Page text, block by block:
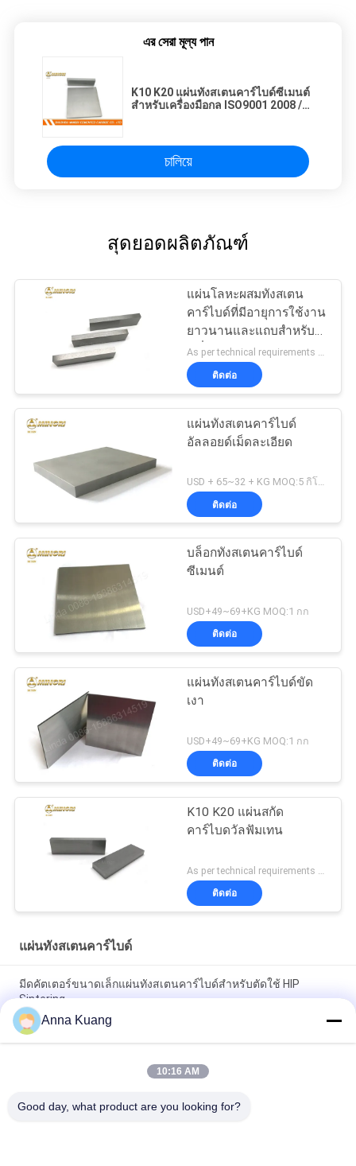
এর সেরা মূল্য পান
K10 K20 แผ่นทังสเตนคาร์ไบด์ซีเมนต์
สำหรับเครื่องมือกล ISO9001 2008 /
চালিয়ে
สุดยอดผลิตภัณฑ์
แผ่นโลหะผสมทังสเตน
คาร์ไบด์ที่มีอายุการใช้งาน
ยาวนานและแถบสำหรับ
เครื่องมือตัด
As per technical requirements MOQ:5 กิโลกรัม
ติดต่อ
แผ่นทังสเตนคาร์ไบด์
อัลลอยด์เม็ดละเอียด
USD + 65~32 + KG MOQ:5 กิโลกรัม
ติดต่อ
บล็อกทังสเตนคาร์ไบด์
ซีเมนต์
USD+49~69+KG MOQ:1 กก
ติดต่อ
แผ่นทังสเตนคาร์ไบด์ขัด
เงา
USD+49~69+KG MOQ:1 กก
ติดต่อ
K10 K20 แผ่นสกัด
คาร์ไบดวัลฟัมเทน
ติดต่อ
แผ่นทังสเตนคาร์ไบด์
มีดคัตเตอร์ขนาดเล็กแผ่นทังสเตนคาร์ไบด์สำหรับตัดใช้ HIP
Sintering
YL10.2 แผ่นทังสเตนคาร์ไบด์ขนาดเม็ดละเอียดมีดขนาดเล็กมีดคม
Anna Kuang
10:16 AM
Good day, what product are you looking for?